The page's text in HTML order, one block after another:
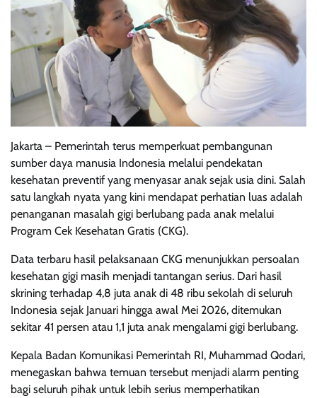
Jakarta – Pemerintah terus memperkuat pembangunan
sumber daya manusia Indonesia melalui pendekatan
kesehatan preventif yang menyasar anak sejak usia dini. Salah
satu langkah nyata yang kini mendapat perhatian luas adalah
penanganan masalah gigi berlubang pada anak melalui
Program Cek Kesehatan Gratis (CKG).
Data terbaru hasil pelaksanaan CKG menunjukkan persoalan
kesehatan gigi masih menjadi tantangan serius. Dari hasil
skrining terhadap 4,8 juta anak di 48 ribu sekolah di seluruh
Indonesia sejak Januari hingga awal Mei 2026, ditemukan
sekitar 41 persen atau 1,1 juta anak mengalami gigi berlubang.
Kepala Badan Komunikasi Pemerintah RI, Muhammad Qodari,
menegaskan bahwa temuan tersebut menjadi alarm penting
bagi seluruh pihak untuk lebih serius memperhatikan